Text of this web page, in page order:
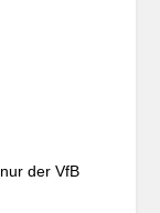
der VfB